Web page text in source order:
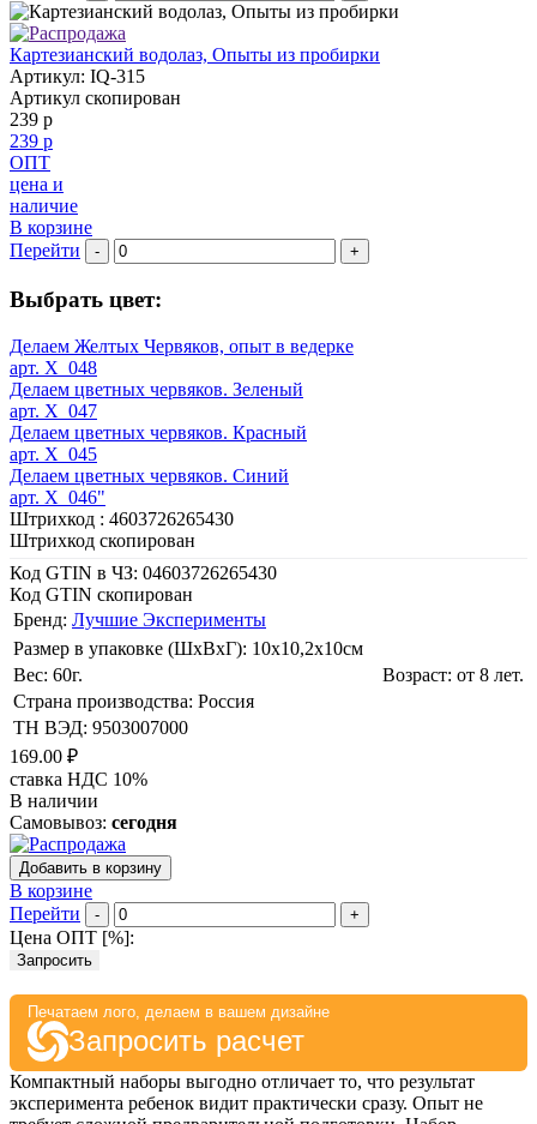
Картезианский водолаз, Опыты из пробирки
Артикул: IQ-315
Артикул скопирован
239 р
239 р
ОПТ
цена и
наличие
В корзине
Перейти
- +
Выбрать цвет:
Делаем Желтых Червяков, опыт в ведерке
арт. X_048
Делаем цветных червяков. Зеленый
арт. X_047
Делаем цветных червяков. Красный
арт. X_045
Делаем цветных червяков. Синий
арт. X_046"
Штрихкод : 4603726265430
Штрихкод скопирован
Код GTIN в ЧЗ: 04603726265430
Код GTIN скопирован
Бренд: Лучшие Эксперименты
Размер в упаковке (ШхВxГ): 10х10,2х10cм
Вес: 60г.
Возраст: от 8 лет.
Страна производства: Россия
ТН ВЭД: 9503007000
169.00 ₽
ставка НДС 10%
В наличии
Самовывоз: сегодня
Добавить в корзину
В корзине
Перейти
- +
Цена ОПТ [%]:
Запросить
Печатаем лого, делаем в вашем дизайне
Запросить расчет
Компактный наборы выгодно отличает то, что результат
эксперимента ребенок видит практически сразу. Опыт не